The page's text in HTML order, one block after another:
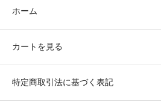
ホーム
カートを見る
特定商取引法に基づく表記